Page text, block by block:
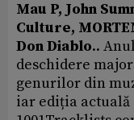
Mau P, John
Culture,
Don Diablo..
deschidere
genurilor din
iar ediția